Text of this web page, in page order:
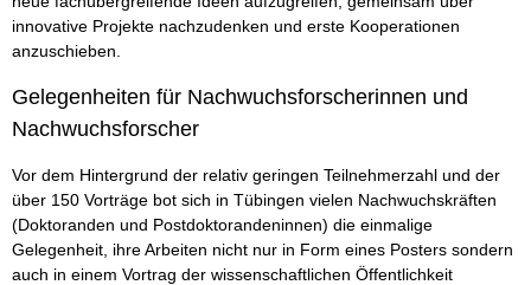
innovative Projekte nachzudenken und erste Kooperationen
anzuschieben.
Gelegenheiten für Nachwuchsforscherinnen und
Nachwuchsforscher
Vor dem Hintergrund der relativ geringen Teilnehmerzahl und der
über 150 Vorträge bot sich in Tübingen vielen Nachwuchskräften
(Doktoranden und Postdoktorandeninnen) die einmalige
Gelegenheit, ihre Arbeiten nicht nur in Form eines Posters sondern
auch in einem Vortrag der wissenschaftlichen Öffentlichkeit